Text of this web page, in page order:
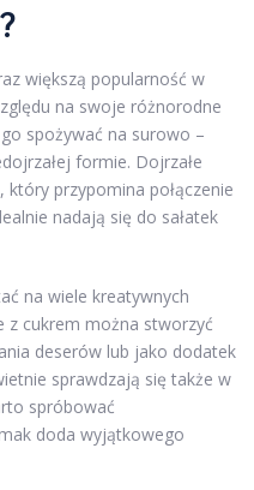
większą popularność w
na swoje różnorodne
spożywać na surowo –
formie. Dojrzałe
przypomina połączenie
nadają się do sałatek
na wiele kreatywnych
z cukrem można stworzyć
deserów lub jako dodatek
sprawdzają się także w
spróbować
doda wyjątkowego